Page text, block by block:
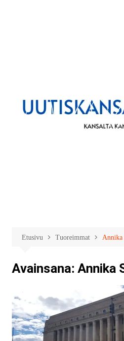
Etusivu Tuoreimmat Annika
Avainsana: Annika